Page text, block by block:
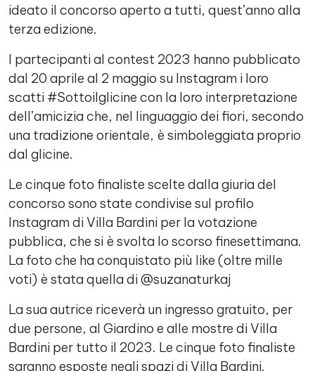
ideato il concorso aperto a tutti, quest’anno alla
terza edizione.
I partecipanti al contest 2023 hanno pubblicato
dal 20 aprile al 2 maggio su Instagram i loro
scatti #Sottoilglicine con la loro interpretazione
dell’amicizia che, nel linguaggio dei fiori, secondo
una tradizione orientale, è simboleggiata proprio
dal glicine.
Le cinque foto finaliste scelte dalla giuria del
concorso sono state condivise sul profilo
Instagram di Villa Bardini per la votazione
pubblica, che si è svolta lo scorso finesettimana.
La foto che ha conquistato più like (oltre mille
voti) è stata quella di @suzanaturkaj
La sua autrice riceverà un ingresso gratuito, per
due persone, al Giardino e alle mostre di Villa
Bardini per tutto il 2023. Le cinque foto finaliste
saranno esposte negli spazi di Villa Bardini.